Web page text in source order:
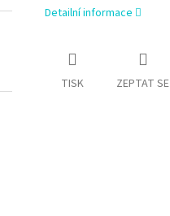
Detailní informace
TISK ZEPTAT SE